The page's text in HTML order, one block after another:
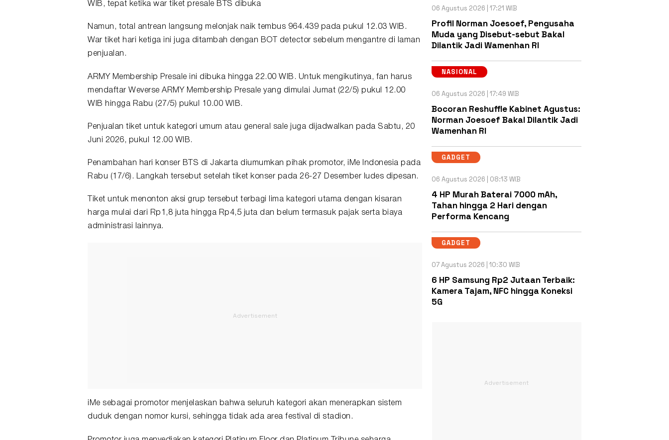
WIB, tepat ketika war tiket presale BTS dibuka
Namun, total antrean langsung melonjak naik tembus 964.439 pada pukul 12.03 WIB.
War tiket hari ketiga ini juga ditambah dengan BOT detector sebelum mengantre di laman
penjualan.
ARMY Membership Presale ini dibuka hingga 22.00 WIB. Untuk mengikutinya, fan harus
mendaftar Weverse ARMY Membership Presale yang dimulai Jumat (22/5) pukul 12.00
WIB hingga Rabu (27/5) pukul 10.00 WIB.
Penjualan tiket untuk kategori umum atau general sale juga dijadwalkan pada Sabtu, 20
Juni 2026, pukul 12.00 WIB.
Penambahan hari konser BTS di Jakarta diumumkan pihak promotor, iMe Indonesia pada
Rabu (17/6). Langkah tersebut setelah tiket konser pada 26-27 Desember ludes dipesan.
Tiket untuk menonton aksi grup tersebut terbagi lima kategori utama dengan kisaran
harga mulai dari Rp1,8 juta hingga Rp4,5 juta dan belum termasuk pajak serta biaya
administrasi lainnya.
iMe sebagai promotor menjelaskan bahwa seluruh kategori akan menerapkan sistem
duduk dengan nomor kursi, sehingga tidak ada area festival di stadion.
06 Agustus 2026 | 17:21 WIB
Profil Norman Joesoef, Pengusaha
Muda yang Disebut-sebut Bakal
Dilantik Jadi Wamenhan RI
NASIONAL
06 Agustus 2026 | 17:49 WIB
Bocoran Reshuffle Kabinet Agustus:
Norman Joesoef Bakal Dilantik Jadi
Wamenhan RI
GADGET
06 Agustus 2026 | 08:13 WIB
4 HP Murah Baterai 7000 mAh,
Tahan hingga 2 Hari dengan
Performa Kencang
GADGET
07 Agustus 2026 | 10:30 WIB
6 HP Samsung Rp2 Jutaan Terbaik:
Kamera Tajam, NFC hingga Koneksi
5G